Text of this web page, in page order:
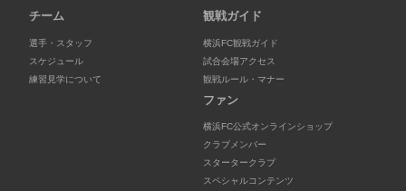
チーム
選手・スタッフ
スケジュール
練習見学について
観戦ガイド
横浜FC観戦ガイド
試合会場アクセス
観戦ルール・マナー
ファン
横浜FC公式オンラインショップ
クラブメンバー
スタータークラブ
スペシャルコンテンツ